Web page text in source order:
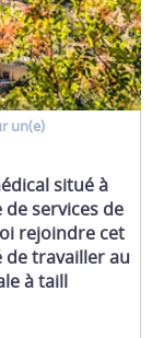
un(e)
situé à
services de
rejoindre cet
de travailler au
à taill